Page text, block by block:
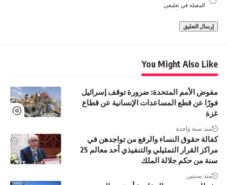
المقبلة في تعليقي.
You Might Also Like
مفوض الأمم المتحدة: ضرورة توقف إسرائيل
فورًا عن قطع المساعدات الإنسانية عن قطاع
غزة
منذ سنة واحدة
كفالة حقوق النساء والرفع من تواجدهن في
مراكز القرار التمثيلي والتنفيذي أحد معالم 25
سنة من حكم جلالة الملك
منذ سنتين